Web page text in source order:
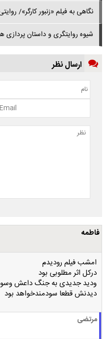
نگاهی به فیلم «زنبور کارگر»/
شیوه روایتگری و داستان
ارسال نظر
فاطمه
امشب فیلم رودیدم
درکل اثر مطلوبی بود
ودید جدیدی به جنگ داعش
دیدنش قطعا سودمندخواهد بود
مرتضی